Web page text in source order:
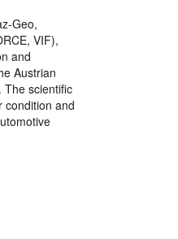
Geo,
VIF),
and
Austrian
The scientific
condition and